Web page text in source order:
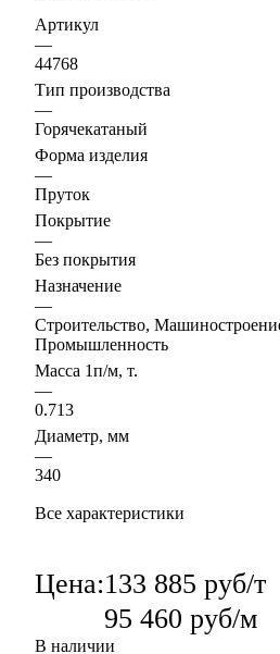
Артикул
—
44768
Тип производства
—
Горячекатаный
Форма изделия
—
Пруток
Покрытие
—
Без покрытия
Назначение
—
Строительство,
Промышленность
Масса 1п/м, т.
—
0.713
Диаметр, мм
—
340
Все характеристики
Цена:133 885 руб/т
95 460 руб/м
В наличии